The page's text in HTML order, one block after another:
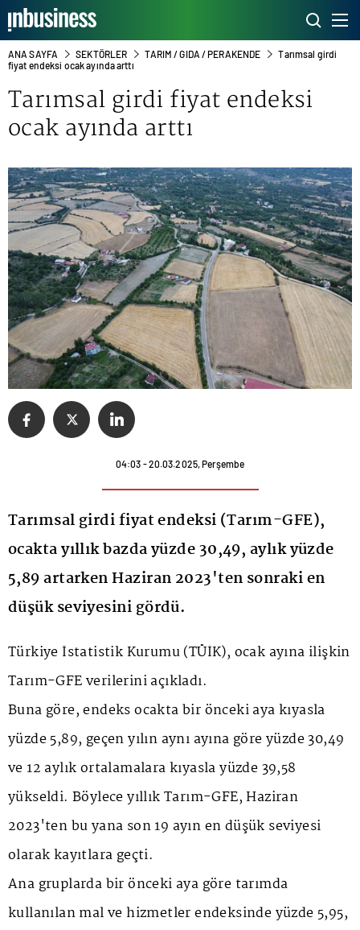
ANA SAYFA SEKTÖRLER TARIM / GIDA / PERAKENDE
Tarımsal girdi
fiyat endeksi ocak ayında arttı
Tarımsal girdi fiyat endeksi
ocak ayında arttı
04:03 - 20.03.2025, Perşembe
Tarımsal girdi fiyat endeksi (Tarım-GFE),
ocakta yıllık bazda yüzde 30,49, aylık yüzde
5,89 artarken Haziran 2023'ten sonraki en
düşük seviyesini gördü.
Türkiye İstatistik Kurumu(TÜİK), ocak ayına ilişkin
Tarım-GFE verilerini açıkladı.
Buna göre, endeks ocakta bir önceki aya kıyasla
yüzde 5,89, geçen yılın aynı ayına göre yüzde 30,49
ve 12 aylık ortalamalara kıyasla yüzde 39,58
yükseldi. Böylece yıllık Tarım-GFE, Haziran
2023'ten bu yana son 19 ayın en düşük seviyesi
olarak kayıtlara geçti.
Ana gruplarda bir önceki aya göre tarımda
kullanılan mal ve hizmetler endeksinde yüzde 5,95,